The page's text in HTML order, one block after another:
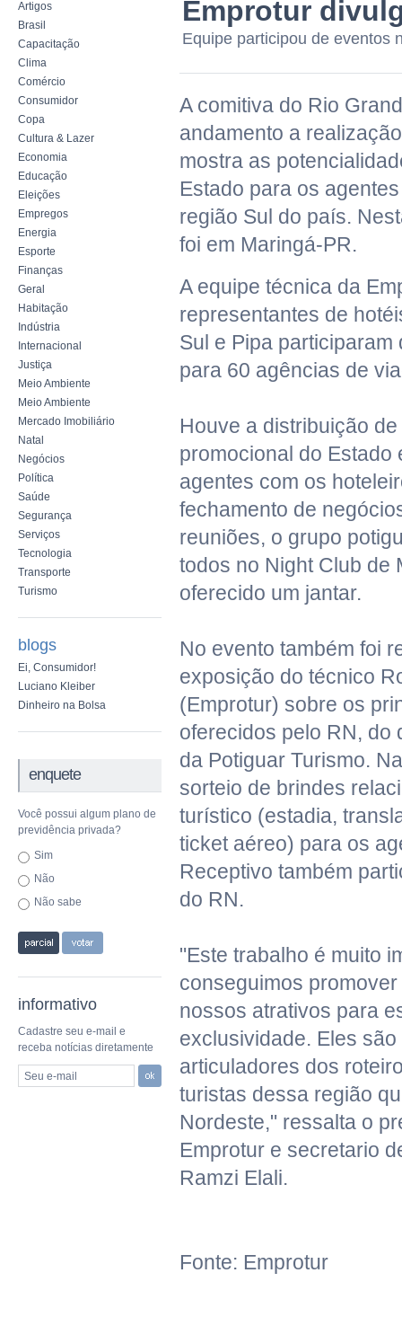
Artigos
Brasil
Capacitação
Clima
Comércio
Consumidor
Copa
Cultura & Lazer
Economia
Educação
Eleições
Empregos
Energia
Esporte
Finanças
Geral
Habitação
Indústria
Internacional
Justiça
Meio Ambiente
Meio Ambiente
Mercado Imobiliário
Natal
Negócios
Política
Saúde
Segurança
Serviços
Tecnologia
Transporte
Turismo
blogs
Ei, Consumidor!
Luciano Kleiber
Dinheiro na Bolsa
enquete
Você possui algum plano de
previdência privada?
Sim
Não
Não sabe
informativo
Cadastre seu e-mail e
receba notícias diretamente
Seu e-mail
Emprotur
Equipe participou de eventos
A comitiva do Rio
andamento a
mostra as
Estado para os
região Sul do país.
foi em Maringá-PR.
A equipe técnica da
representantes de
Sul e Pipa
para 60 agências de
Houve a distribuição
promocional do Estado
agentes com os
fechamento de
reuniões, o grupo
todos no Night Club de
oferecido um jantar.
No evento também foi
exposição do técnico
(Emprotur) sobre os
oferecidos pelo RN, do
da Potiguar Turismo.
sorteio de brindes
turístico (estadia,
ticket aéreo) para os
Receptivo também
do RN.
"Este trabalho é muito
conseguimos
nossos atrativos para
exclusividade. Eles
articuladores dos
turistas dessa região
Nordeste," ressalta o
Emprotur e secretario
Ramzi Elali.
Fonte: Emprotur